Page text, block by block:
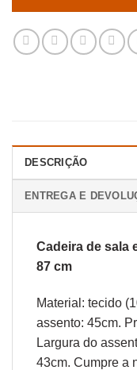
DESCRIÇÃO
ENTREGA E
Cadeira de sala
87 cm
Material: tecido
assento: 45cm.
Largura do
43cm. Cumpre a